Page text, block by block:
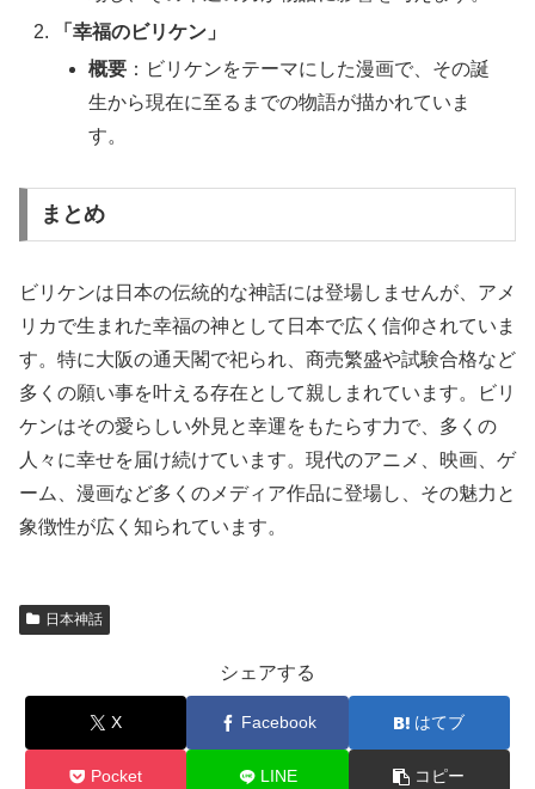
「幸福のビリケン」
概要 ：ビリケンをテーマにした漫画で、その誕
生から現在に至るまでの物語が描かれていま
す。
まとめ
ビリケンは日本の伝統的な神話には登場しませんが、アメ
リカで生まれた幸福の神として日本で広く信仰されていま
す。特に大阪の通天閣で祀られ、商売繁盛や試験合格など
多くの願い事を叶える存在として親しまれています。ビリ
ケンはその愛らしい外見と幸運をもたらす力で、多くの
人々に幸せを届け続けています。現代のアニメ、映画、ゲ
ーム、漫画など多くのメディア作品に登場し、その魅力と
象徴性が広く知られています。
日本神話
シェアする
X Facebook はてブ
Pocket LINE コピー